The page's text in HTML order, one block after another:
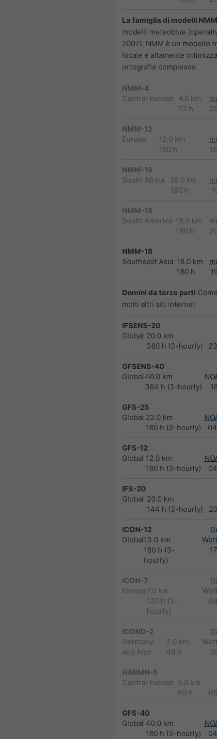
La famiglia di modelli
modelli meteoblue
2007). NMM è un modello
locale e altamente
ortografie complesse.
NMM-4
Central Europe 4.0 km
72 h
NMM-12
Europe
12.0 km
180 h
NMM-18
South Africa
18.0 km
180 h
NMM-18
South America 18.0 km
180 h
NMM-18
Southeast Asia 18.0 km
180 h
Domini da terze parti
molti altri siti internet
IFSENS-20
Global 20.0 km
360 h (3-hourly)
GFSENS-40
Global 40.0 km
384 h (3-hourly)
GFS-25
Global 22.0 km
180 h (3-hourly)
GFS-12
Global 12.0 km
180 h (3-hourly)
IFS-20
Global 20.0 km
144 h (3-hourly)
ICON-12
Global13.0 km
180 h (3-
hourly)
ICON-7
Europe7.0 km
120 h (3-
hourly)
ICOND-2
Germany
and Alps
2.0 km
48 h
HARMN-5
Central Europe 5.0 km
60 h
GFS-40
Global 40.0 km
180 h (3-hourly)